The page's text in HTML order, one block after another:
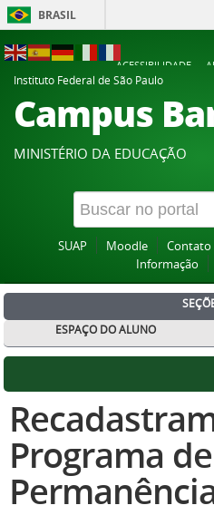
BRASIL
ACESSIBILIDADE
Instituto Federal de São Paulo
Campus
MINISTÉRIO DA EDUCAÇÃO
SUAP Moodle Contato
Informação
ESPAÇO DO ALUNO
Programa